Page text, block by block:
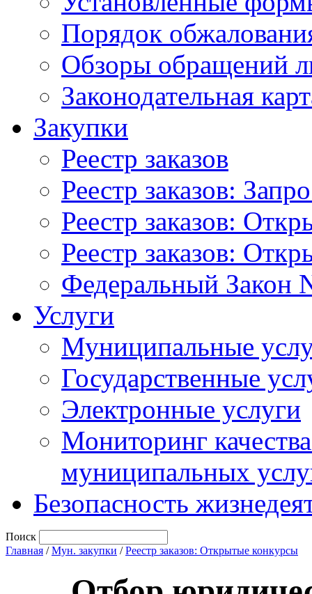
Порядок
Обзоры обращений
Законодательная
Закупки
Реестр заказов
Реестр заказов:
Реестр заказов:
Реестр заказов:
Федеральный Закон
Услуги
Муниципальные
Государственные
Электронные услуги
Мониторинг
муниципальных
Безопасность
Поиск
Главная /Мун. закупки /Реестр заказов: Открытые конкурсы